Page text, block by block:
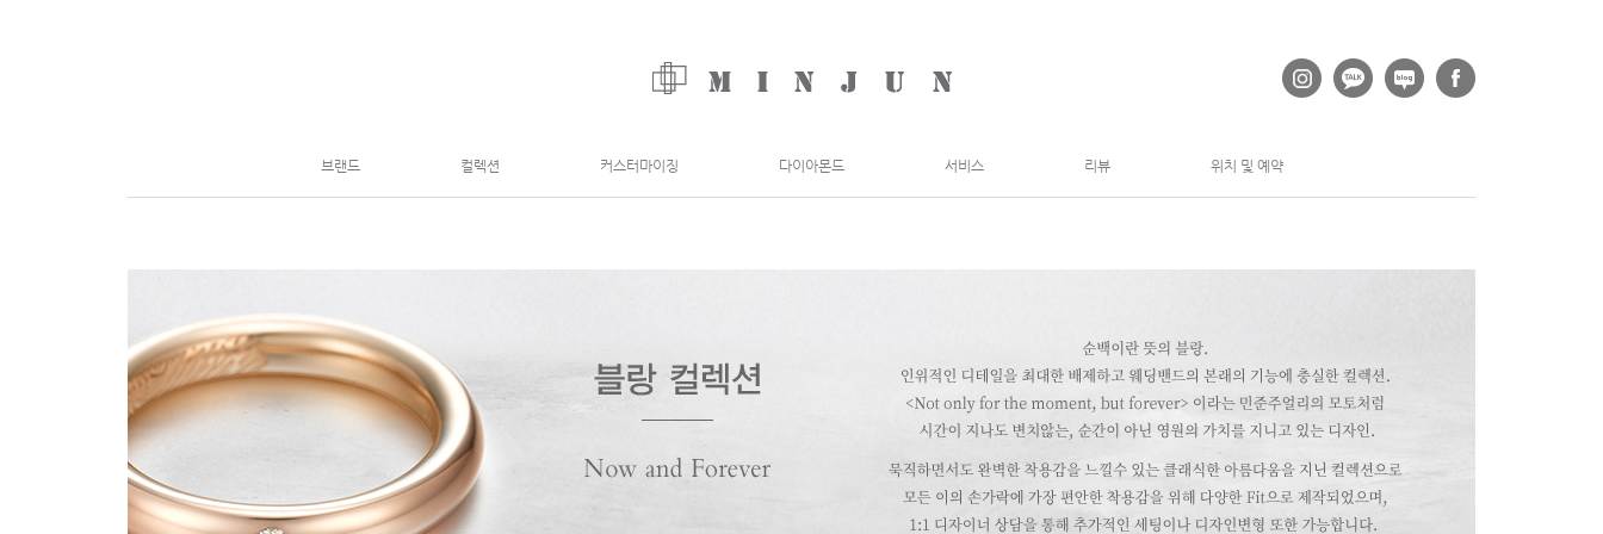
브랜드 컬렉션 커스터마이징 다이아몬드 서비스 리뷰 위치 및 예약